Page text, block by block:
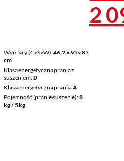
Wymiary (GxSxW) 46,2 x 60 x 85
cm
Klasa energetyczna prania z
suszeniem D
Klasa energetyczna prania A
Pojemność (pranie/suszenie) 8
kg / 5 kg
2